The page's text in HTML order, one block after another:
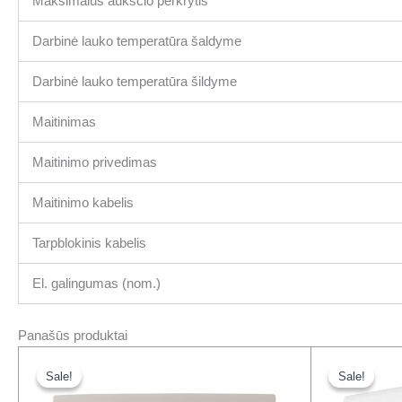
Darbinė lauko temperatūra šaldyme
Darbinė lauko temperatūra šildyme
Maitinimas
Maitinimo privedimas
Maitinimo kabelis
Tarpblokinis kabelis
El. galingumas (nom.)
Panašūs produktai
Sale!
Sale! Sale!
Sale!